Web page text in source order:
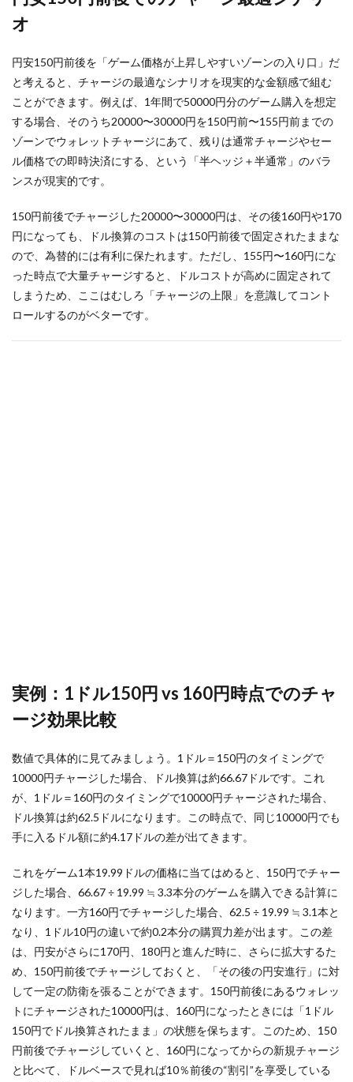
オ
円安150円前後を「ゲーム価格が上昇しやすいゾーンの入り口」だ
と考えると、チャージの最適なシナリオを現実的な金額感で組む
ことができます。例えば、1年間で50000円分のゲーム購入を想定
する場合、そのうち20000〜30000円を150円前〜155円前までの
ゾーンでウォレットチャージにあて、残りは通常チャージやセー
ル価格での即時決済にする、という「半ヘッジ＋半通常」のバラ
ンスが現実的です。
150円前後でチャージした20000〜30000円は、その後160円や170
円になっても、ドル換算のコストは150円前後で固定されたままな
ので、為替的には有利に保たれます。ただし、155円〜160円にな
った時点で大量チャージすると、ドルコストが高めに固定されて
しまうため、ここはむしろ「チャージの上限」を意識してコント
ロールするのがベターです。
実例：1ドル150円 vs 160円時点でのチャ
ージ効果比較
数値で具体的に見てみましょう。1ドル＝150円のタイミングで
10000円チャージした場合、ドル換算は約66.67ドルです。これ
が、1ドル＝160円のタイミングで10000円チャージされた場合、
ドル換算は約62.5ドルになります。この時点で、同じ10000円でも
手に入るドル額に約4.17ドルの差が出てきます。
これをゲーム1本19.99ドルの価格に当てはめると、150円でチャー
ジした場合、66.67 ÷ 19.99 ≒ 3.3本分のゲームを購入できる計算に
なります。一方160円でチャージした場合、62.5 ÷ 19.99 ≒ 3.1本と
なり、1ドル10円の違いで約0.2本分の購買力差が出ます。この差
は、円安がさらに170円、180円と進んだ時に、さらに拡大するた
め、150円前後でチャージしておくと、「その後の円安進行」に対
して一定の防衛を張ることができます。150円前後にあるウォレッ
トにチャージされた10000円は、160円になったときには「1ドル
150円でドル換算されたまま」の状態を保ちます。このため、150
円前後でチャージしていくと、160円になってからの新規チャージ
と比べて、ドルベースで見れば10％前後の“割引”を享受している